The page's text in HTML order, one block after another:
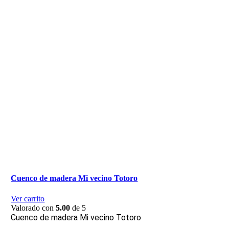
Cuenco de madera Mi vecino Totoro
Ver carrito
Valorado con5.00 de 5
Cuenco de madera Mi vecino Totoro